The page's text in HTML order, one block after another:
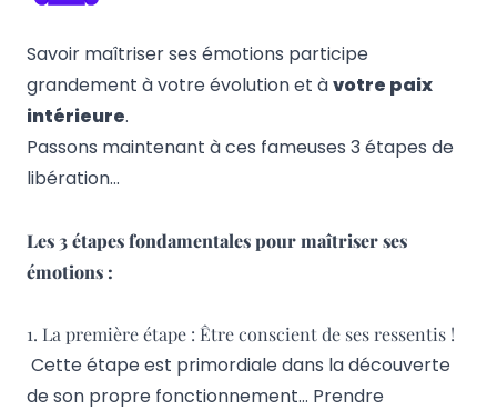
Savoir maîtriser ses émotions participe
grandement à votre évolution et àvotre paix
intérieure.
Passons maintenant à ces fameuses 3 étapes de
libération…
Les 3 étapes fondamentales pour maîtriser ses
émotions :
1. La première étape : Être conscient de ses ressentis !
Cette étape est primordiale dans la découverte
de son propre fonctionnement… Prendre